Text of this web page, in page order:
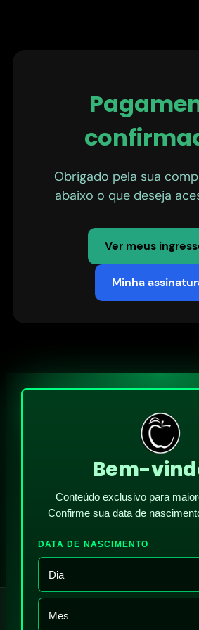
Obrigado pela sua
abaixo o que deseja
Ver meus
Minha
Bem-
Conteúdo exclusivo para
Confirme sua data de
DATA DE NASCIMENTO